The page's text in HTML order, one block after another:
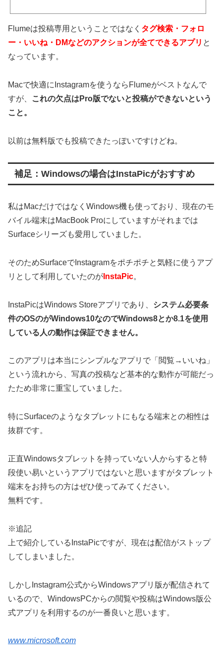
Flumeは投稿専用ということではなく タグ検索・フォロ
ー・いいね・DMなどのアクションが全てできるアプリ と
なっています。
Macで快適にInstagramを使うならFlumeがベストなんで
すが、
これの欠点はPro版でないと投稿ができないという
こと。
以前は無料版でも投稿できたっぽいですけどね。
補足：Windowsの場合はInstaPicがおすすめ
私はMacだけではなくWindows機も使っており、現在のモ
バイル端末はMacBook Proにしていますがそれまでは
Surfaceシリーズも愛用していました。
そのためSurfaceでInstagramをポチポチと気軽に使うアプ
リとして利用していたのが InstaPic。
InstaPicはWindows Storeアプリであり、 システム必要条
件のOSのがWindows10なのでWindows8とか8.1を使用
している人の動作は保証できません。
このアプリは本当にシンプルなアプリで「閲覧→いいね」
という流れから、写真の投稿など基本的な動作が可能だっ
たため非常に重宝していました。
特にSurfaceのようなタブレットにもなる端末との相性は
抜群です。
正直Windowsタブレットを持っていない人からすると特
段使い易いというアプリではないと思いますがタブレット
端末をお持ちの方はぜひ使ってみてください。
無料です。
※追記
上で紹介しているInstaPicですが、現在は配信がストップ
してしまいました。
しかしInstagram公式からWindowsアプリ版が配信されて
いるので、WindowsPCからの閲覧や投稿はWindows版公
式アプリを利用するのが一番良いと思います。
www.microsoft.com